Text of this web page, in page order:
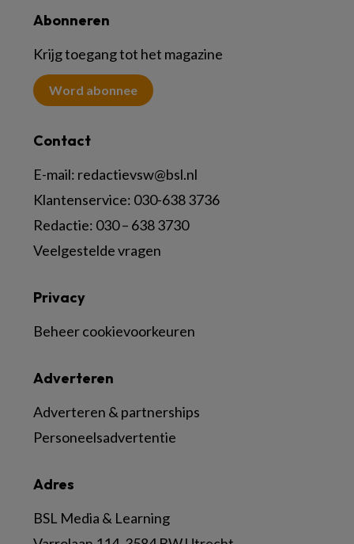
Abonneren
Krijg toegang tot het magazine
Word abonnee
Contact
E-mail: redactievsw@bsl.nl
Klantenservice: 030-638 3736
Redactie: 030 – 638 3730
Veelgestelde vragen
Adres
BSL Media & Learning
Adverteren
Adverteren & partnerships
Personeelsadvertentie
Privacy
Beheer cookievoorkeuren